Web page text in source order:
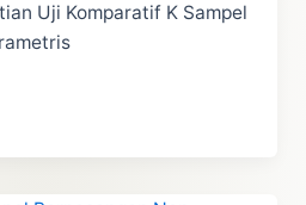
Uji Komparatif K Sampel